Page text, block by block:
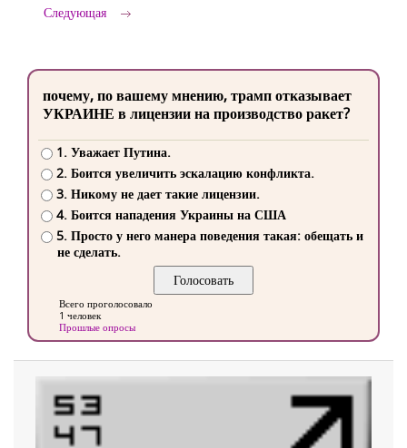
Следующая
почему, по вашему мнению, трамп отказывает
УКРАИНЕ в лицензии на производство ракет?
1. Уважает Путина.
2. Боится увеличить эскалацию конфликта.
3. Никому не дает такие лицензии.
4. Боится нападения Украины на США
5. Просто у него манера поведения такая: обещать и
не сделать.
Всего проголосовало
1 человек
Прошлые опросы